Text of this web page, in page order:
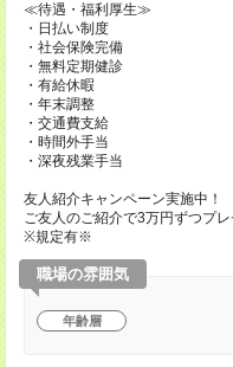
≪待遇・福利厚生≫
・日払い制度
・社会保険完備
・無料定期健診
・有給休暇
・年末調整
・交通費支給
・時間外手当
・深夜残業手当
友人紹介キャンペーン実施中！
ご友人のご紹介で3万円ずつプレ
※規定有※
職場の雰囲気
年齢層